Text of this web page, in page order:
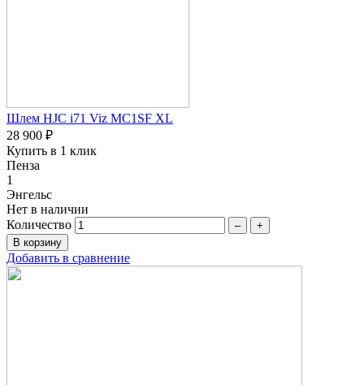
Шлем HJC i71 Viz MC1SF XL
28 900 ₽
Купить в 1 клик
Пенза
1
Энгельс
Нет в наличии
Количество
– +
Добавить в сравнение